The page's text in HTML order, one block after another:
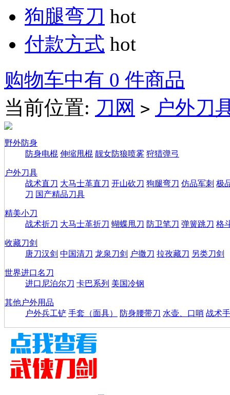
狗腿弯刀 hot
付款方式 hot
购物车中有 0 件商品
当前位置: 刀网 > 户外刀
野外防身
防身电棍 伸缩甩棍 靓女防狼喷雾 狩猎弹弓
户外刀具
战术直刀 大马士革直刀 开山砍刀 狗腿弯刀 仿品军刺 极
刀 国产精品刀具
精美小刀
战术折刀 大马士革折刀 蝴蝶甩刀 防卫笔刀 弹簧跳刀 格
收藏刀剑
唐刀汉剑 中国清刀 龙泉刀剑 户撒刀 拉孜藏刀 另类刀剑
世界进口名刀
进口尼泊尔刀 卡巴系列 美国冷钢
其他户外用品
户外兵工铲 手套（面具） 防身腰带刀 水壶、口哨 战术